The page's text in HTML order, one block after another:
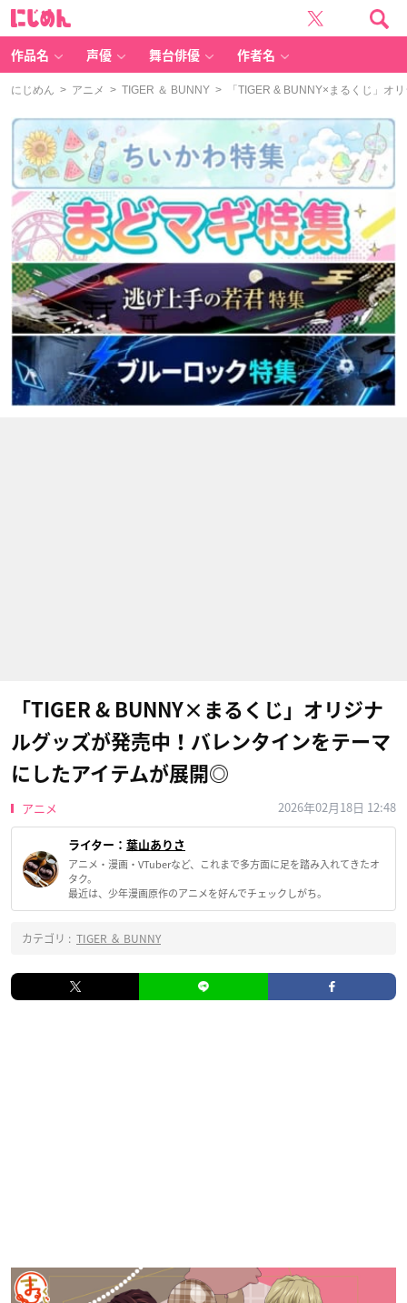
作品名 声優 舞台俳優 作者名
にじめん > アニメ > TIGER ＆ BUNNY > 「TIGER & BUNNY×まるくじ」オ
「TIGER & BUNNY×まるくじ」オリジナ
ルグッズが発売中！バレンタインをテーマ
にしたアイテムが展開◎
アニメ 2026年02月18日 12:48
ライター： 葉山ありさ
アニメ・漫画・VTuberなど、これまで多方面に足を踏み入れてきたオ
タク。
最近は、少年漫画原作のアニメを好んでチェックしがち。
カテゴリ : TIGER ＆ BUNNY